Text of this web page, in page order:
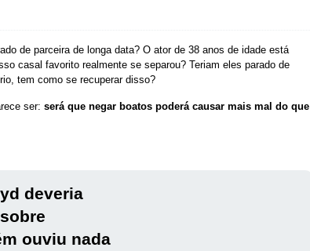
de parceira de longa data? O ator de 38 anos de idade está
casal favorito realmente se separou? Teriam eles parado de
tem como se recuperar disso?
ser: será que negar boatos poderá causar mais mal do que
deveria
ouviu nada